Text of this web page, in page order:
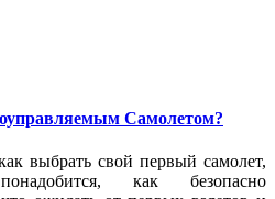
Самолетом?
выбрать свой первый самолет,
как безопасно